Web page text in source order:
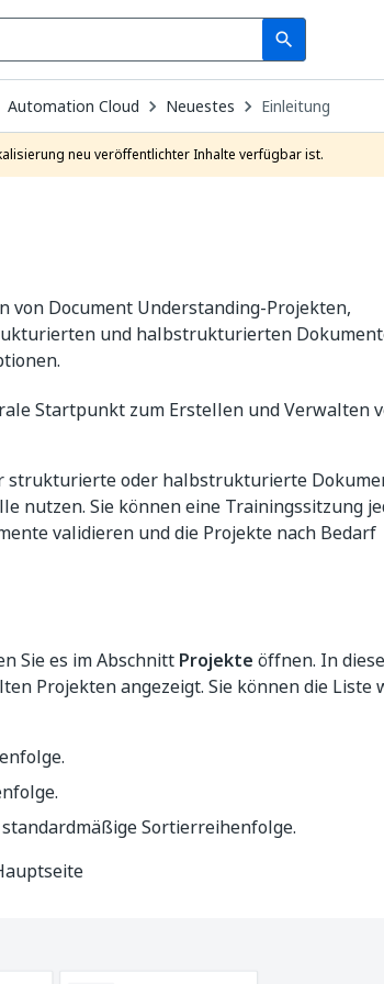
search
Search
Automation Cloud Neuestes Einleitung
neu veröffentlichter Inhalte verfügbar ist.
von Document Understanding-Projekten,
und halbstrukturierten
Startpunkt zum Erstellen und Verwalten
strukturierte oder halbstrukturierte
nutzen. Sie können eine Trainingssitzung
validieren und die Projekte nach Bedarf
Sie es im Abschnitt Projekte öffnen. In
Projekten angezeigt. Sie können die Liste
Sortierreihenfolge.